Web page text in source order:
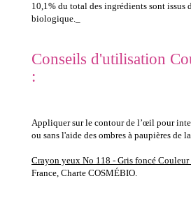
10,1% du total des ingrédients sont issus
biologique._
Conseils d'utilisation
:
Appliquer sur le contour de l’œil pour
ou sans l'aide des ombres à paupières de
Crayon yeux No 118 - Gris foncé Couleur
France, Charte COSMÉBIO.